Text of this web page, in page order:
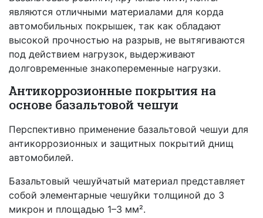
являются отличными материалами для корда
автомобильных покрышек, так как обладают
высокой прочностью на разрыв, не вытягиваются
под действием нагрузок, выдерживают
долговременные знакопеременные нагрузки.
Антикоррозионные покрытия на
основе базальтовой чешуи
Перспективно применение базальтовой чешуи для
антикоррозионных и защитных покрытий днищ
автомобилей.
Базальтовый чешуйчатый материал представляет
собой элементарные чешуйки толщиной до 3
микрон и площадью 1–3 мм².